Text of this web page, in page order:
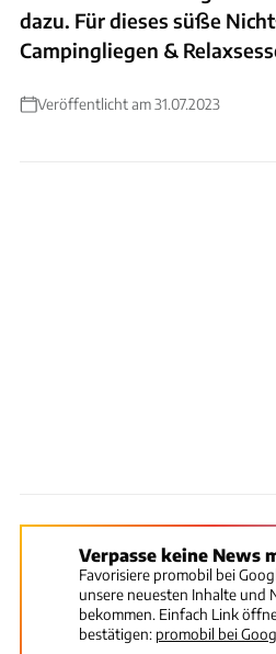
dazu. Für dieses süße
Campingliegen &
Veröffentlicht am 31.07.2023
Verpasse keine News
Favorisiere promobil bei
unsere neuesten Inhalte und
bekommen. Einfach Link
bestätigen: promobil bei